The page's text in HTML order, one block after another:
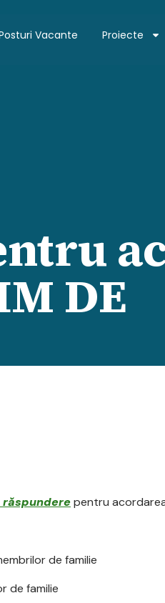
Vacante Proiecte
DE
pentru
de familie
de familie